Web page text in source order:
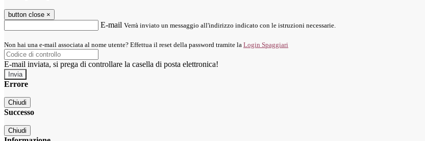
button close ×
E-mail Verrà inviato un messaggio all'indirizzo indicato con le istruzioni necessarie.
Non hai una e-mail associata al nome utente? Effettua il reset della password tramite la Login Spaggiari
E-mail inviata, si prega di controllare la casella di posta elettronica!
Errore
Chiudi
Successo
Chiudi